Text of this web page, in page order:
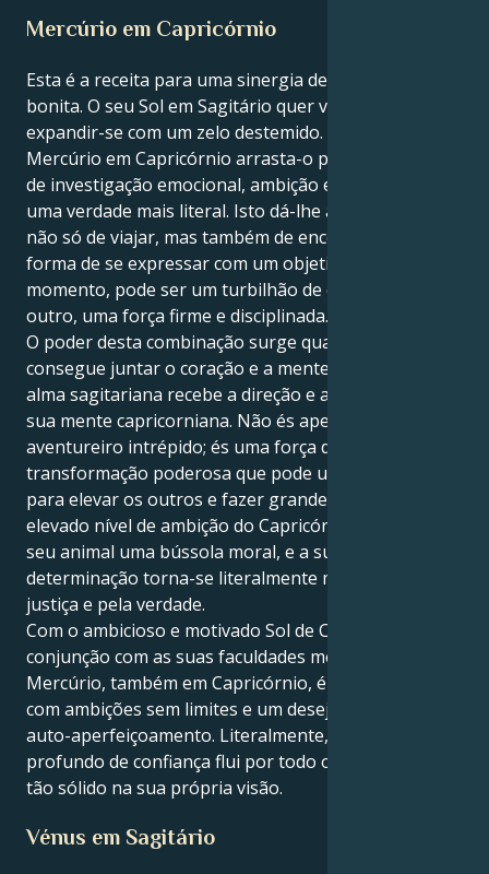
Mercúrio em Capricórnio
Esta é a receita para uma sinergia de trabalho muito
bonita. O seu Sol em Sagitário quer viajar, aprender e
expandir-se com um zelo destemido. Mas o seu
Mercúrio em Capricórnio arrasta-o para um mundo
de investigação emocional, ambição e procura de
uma verdade mais literal. Isto dá-lhe a oportunidade
não só de viajar, mas também de encontrar uma
forma de se expressar com um objetivo maior. Num
momento, pode ser um turbilhão de energia; no
outro, uma força firme e disciplinada.
O poder desta combinação surge quando se
consegue juntar o coração e a mente num só. A sua
alma sagitariana recebe a direção e a sabedoria da
sua mente capricorniana. Não és apenas um
aventureiro intrépido; és uma força de
transformação poderosa que pode usar a tua voz
para elevar os outros e fazer grandes mudanças. O
elevado nível de ambição do Capricórnio infunde no
seu animal uma bússola moral, e a sua paciente
determinação torna-se literalmente motivada pela
justiça e pela verdade.
Com o ambicioso e motivado Sol de Capricórnio em
conjunção com as suas faculdades mentais em
Mercúrio, também em Capricórnio, é uma pessoa
com ambições sem limites e um desejo insaciável de
auto-aperfeiçoamento. Literalmente, um poço
profundo de confiança flui por todo o seu corpo e é
tão sólido na sua própria visão.
Vénus em Sagitário